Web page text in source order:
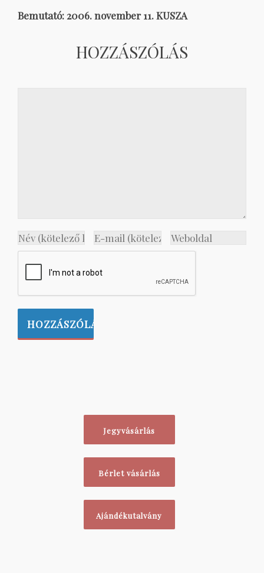
Bemutató: 2006. november 11. KUSZA
HOZZÁSZÓLÁS
Jegyvásárlás
Bérlet vásárlás
Ajándékutalvány